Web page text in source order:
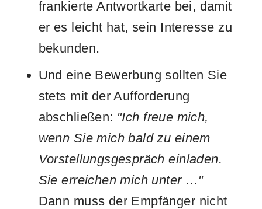
frankierte Antwortkarte bei, damit
er es leicht hat, sein Interesse zu
bekunden.
Und eine Bewerbung sollten Sie
stets mit der Aufforderung
abschließen: "Ich freue mich,
wenn Sie mich bald zu einem
Vorstellungsgespräch einladen.
Sie erreichen mich unter …"
Dann muss der Empfänger nicht